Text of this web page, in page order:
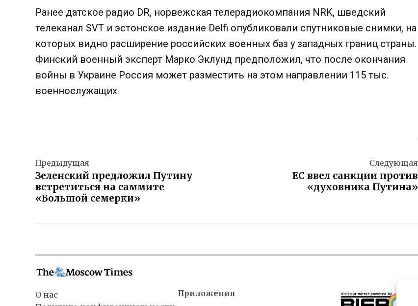
Ранее датское радио DR, норвежская телерадиокомпания NRK, шведский
телеканал SVT и эстонское издание Delfi опубликовали спутниковые снимки, на
которых видно расширение российских военных баз у западных границ страны.
Финский военный эксперт Марко Эклунд предположил, что после окончания
войны в Украине Россия может разместить на этом направлении 115 тыс.
военнослужащих.
по
записям
Предыдущая
Зеленский предложил Путину
встретиться на саммите
«Большой семерки»
Следующая
ЕС ввел санкции против
«духовника Путина»
О нас
Приложения